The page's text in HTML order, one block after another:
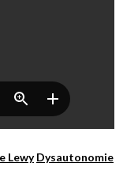
Lewy Dysautonomie